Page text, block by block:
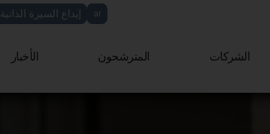
eng
ar إيداع السيرة الذاتية
الشركات المترشحون الأخبار